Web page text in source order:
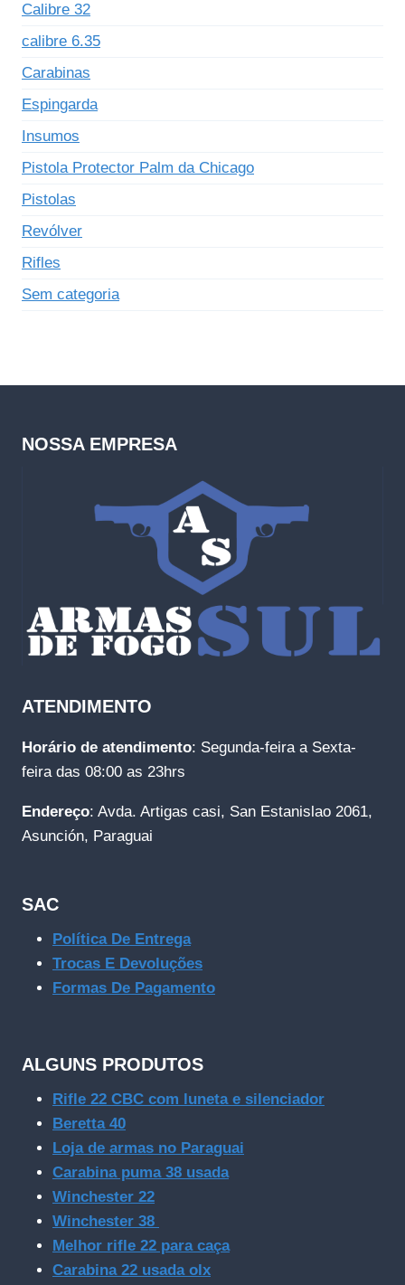
Calibre 32
calibre 6.35
Carabinas
Espingarda
Insumos
Pistola Protector Palm da Chicago
Pistolas
Revólver
Rifles
Sem categoria
NOSSA EMPRESA
ATENDIMENTO
Horário de atendimento: Segunda-feira a Sexta-
feira das 08:00 as 23hrs
Endereço: Avda. Artigas casi, San Estanislao 2061,
Asunción, Paraguai
SAC
Política De Entrega
Trocas E Devoluções
Formas De Pagamento
ALGUNS PRODUTOS
Rifle 22 CBC com luneta e silenciador
Beretta 40
Loja de armas no Paraguai
Carabina puma 38 usada
Winchester 22
Winchester 38
Melhor rifle 22 para caça
Carabina 22 usada olx